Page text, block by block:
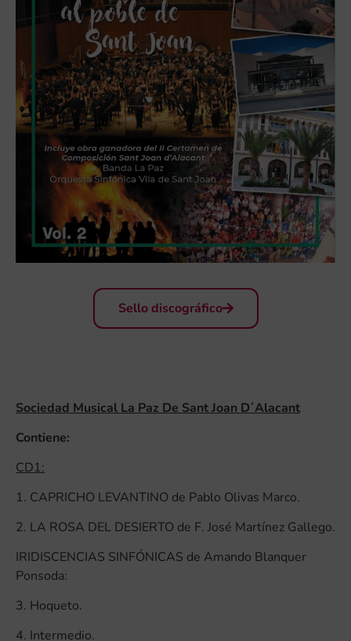
Sello discográfico
Sociedad Musical La Paz De Sant Joan D´Alacant
Contiene:
CD1:
1. CAPRICHO LEVANTINO de Pablo Olivas Marco.
2. LA ROSA DEL DESIERTO de F. José Martínez Gallego.
IRIDISCENCIAS SINFÓNICAS de Amando Blanquer
Ponsoda:
3. Hoqueto.
4. Intermedio.